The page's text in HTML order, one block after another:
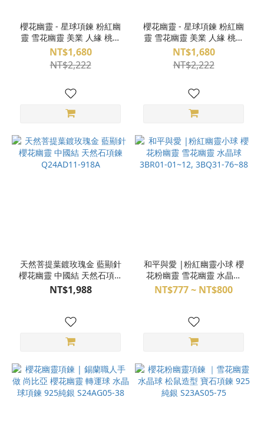
櫻花幽靈 - 星球項鍊 粉紅幽
靈 雪花幽靈 美業 人緣 桃花
和解 圓滿 水晶球 925純銀項
鍊 S23BQ31-99
NT$1,680
NT$2,222
櫻花幽靈 - 星球項鍊 粉紅幽
靈 雪花幽靈 美業 人緣 桃花
和解 圓滿 水晶球 925純銀項
鍊 S23BR01-04
NT$1,680
NT$2,222
天然菩提葉鍍玫瑰金 藍顯針
櫻花幽靈 中國結 天然石項鍊
Q24AD11-918A
NT$1,988
和平與愛 |粉紅幽靈小球 櫻
花粉幽靈 雪花幽靈 水晶球
3BR01-01~12, 3BQ31-
NT$777 ~ NT$800